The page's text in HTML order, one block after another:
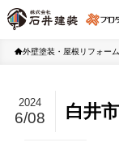
外壁塗装・屋根リフォー
白井
2024
6/08